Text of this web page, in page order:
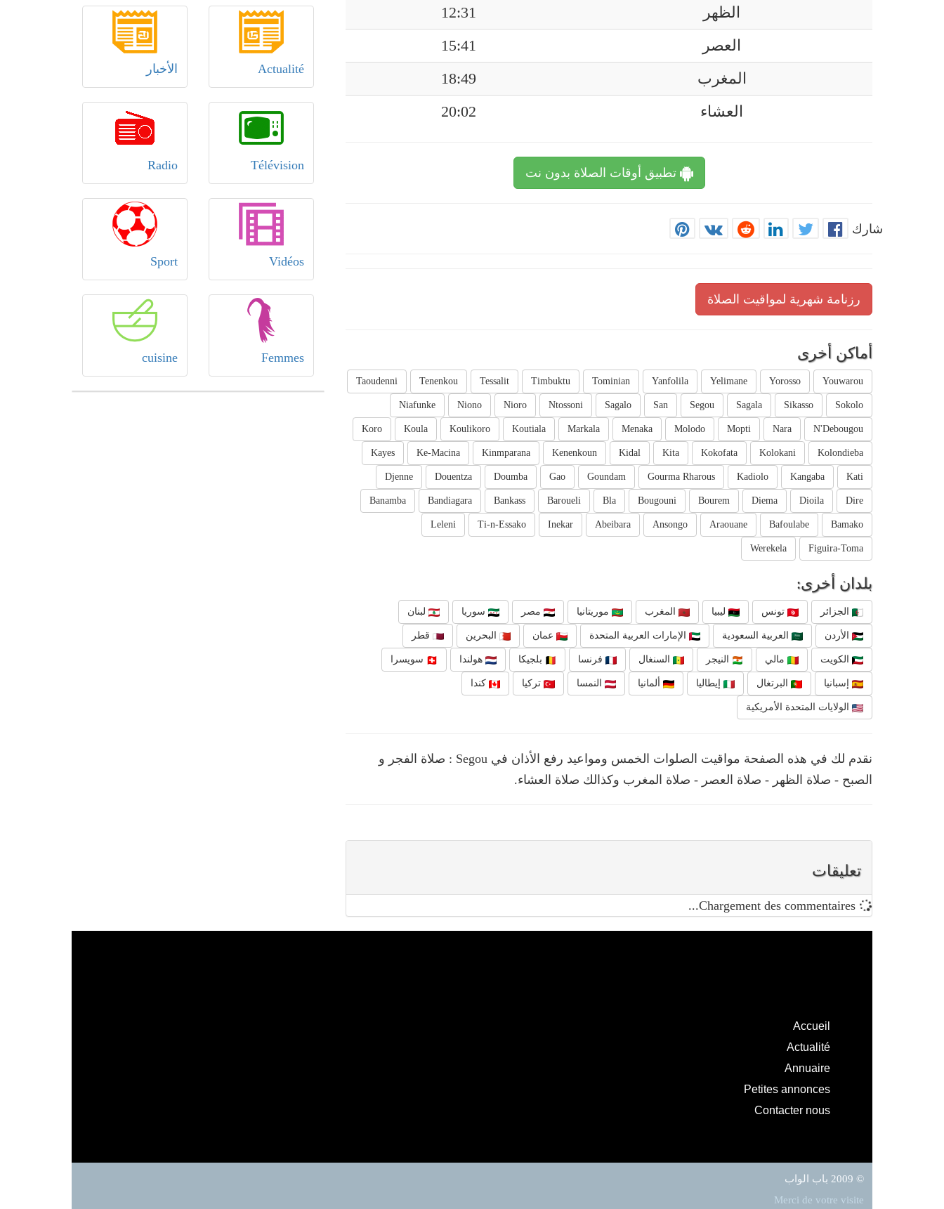
الظهر
12:31
العصر
15:41
المغرب
18:49
العشاء
20:02
تطبيق أوقات الصلاة بدون نت
شارك
رزنامة شهرية لمواقيت الصلاة
أماكن أخرى
Youwarou
Yorosso
Yelimane
Yanfolila
Tominian
Timbuktu
Tessalit
Tenenkou
Taoudenni
Sokolo
Sikasso
Sagala
Segou
San
Sagalo
Ntossoni
Nioro
Niono
Niafunke
N'Debougou
Nara
Mopti
Molodo
Menaka
Markala
Koutiala
Koulikoro
Koula
Koro
Kolondieba
Kolokani
Kokofata
Kita
Kidal
Kenenkoun
Kinmparana
Ke-Macina
Kayes
Kati
Kangaba
Kadiolo
Gourma Rharous
Goundam
Gao
Doumba
Douentza
Djenne
Dire
Dioila
Diema
Bourem
Bougouni
Bla
Baroueli
Bankass
Bandiagara
Banamba
Bamako
Bafoulabe
Araouane
Ansongo
Abeibara
Inekar
Ti-n-Essako
Leleni
Figuira-Toma
Werekela
بلدان أخرى:
الجزائر تونس ليبيا المغرب موريتانيا مصر سوريا لبنان
الأردن العربية السعودية الإمارات العربية المتحدة عمان البحرين قطر
الكويت مالي النيجر السنغال فرنسا بلجيكا هولندا سويسرا
إسبانيا البرتغال إيطاليا ألمانيا النمسا تركيا كندا
الولايات المتحدة الأمريكية
نقدم لك في هذه الصفحة مواقيت الصلوات الخمس ومواعيد رفع الأذان في Segou : صلاة الفجر و
الصبح - صلاة الظهر - صلاة العصر - صلاة المغرب وكذالك صلاة العشاء.
تعليقات
Actualité الأخبار
Télévision
Radio
Vidéos
Sport
Femmes
cuisine
Accueil
Actualité
Annuaire
Petites annonces
Contacter nous
© 2009 باب الواب
Merci de votre visite